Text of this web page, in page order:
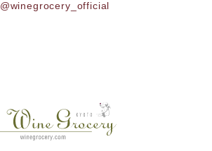
@winegrocery_official